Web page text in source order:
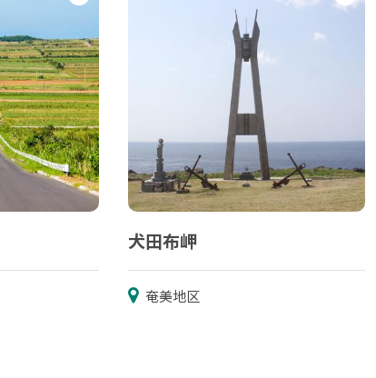
犬田布岬
奄美地区